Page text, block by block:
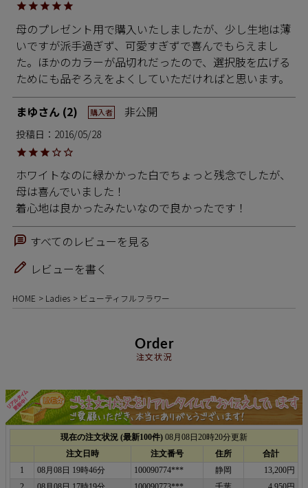
母のプレゼント用で購入いたしましたが、少し生地は薄
いですが派手過ぎず、可愛すぎずで喜んでもらえまし
た。ほかのカラーが品切れだったので、選択肢を広げる
まゆ 2 購入者 非公開
投稿日 2016/05/28
ホワイトなのに緑かかった白でちょっと残念でしたが、
母は喜んでいました！
着心地は良かったみたいなので良かったです！
すべてのレビューを見る
レビューを書く
HOME Ladies ビューティフルフラワー
Order
注文状況